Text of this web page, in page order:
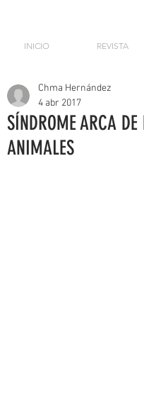
INICIO REVISTA
SÍNDROME ARCA
ANIMALES
Chma Hernández
4 abr 2017